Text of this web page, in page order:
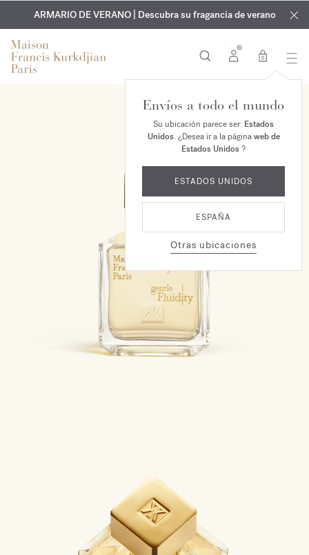
EXCLUSIVO | Descubra la nueva fragancia OUD
velvet mood
en su pedido*
GRABADO GRATUITO | En todas las fragancias y aceites
corporales hasta el 9 de agosto
ARMARIO DE VERANO | Descubra su fragancia de verano
0
Envíos a todo el mundo
Su ubicación parece ser: Estados
Unidos. ¿Desea ir a la páginaweb de
Estados Unidos?
ESTADOS UNIDOS
ESPAÑA
Otras ubicaciones